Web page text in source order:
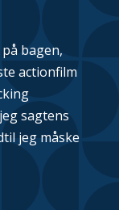
bagen,
actionfilm
sagtens
jeg måske